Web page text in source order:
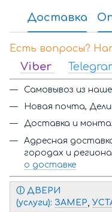
Доставка
Есть вопросы?
Viber
Самовывоз из
Новая почта,
Доставка и
Адресная
городах и
о доставке
ⓘ Д ВЕРИ
(услуги): ЗАМЕР,